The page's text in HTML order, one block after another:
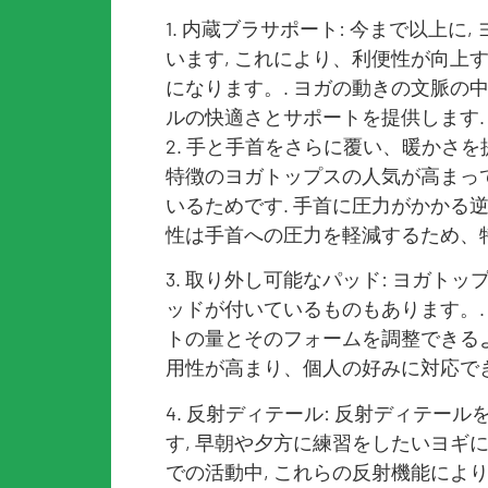
1. 内蔵ブラサポート: 今まで以上に,
います, これにより、利便性が向上
になります。. ヨガの動きの文脈の
ルの快適さとサポートを提供します.
2. 手と手首をさらに覆い、暖かさ
特徴のヨガトップスの人気が高ま
いるためです. 手首に圧力がかかる
性は手首への圧力を軽減するため、
3. 取り外し可能なパッド: ヨガトッ
ッドが付いているものもあります
トの量とそのフォームを調整でき
用性が高まり、個人の好みに対応
4. 反射ディテール: 反射ディテール
す, 早朝や夕方に練習をしたいヨギ
での活動中, これらの反射機能によ